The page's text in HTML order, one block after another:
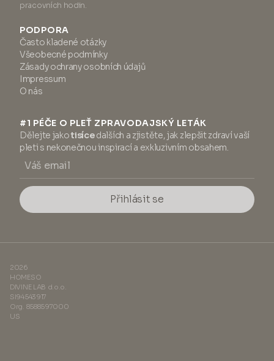
pracovních hodin.
PODPORA
Často kladené otázky
Všeobecné podmínky
Zásady ochrany osobních údajů
Impressum
O nás
#1 PÉČE O PLEŤ ZPRAVODAJSKÝ LETÁK
Dělejte jakotisícedalších a zjistěte, jak zlepšit zdraví vaší
pleti s nekonečnou inspirací a exkluzivním obsahem.
Přihlásit se
2026
HOMESO
DIVINE LAB d.o.o.
SI94543917
Org. 8588597000
US